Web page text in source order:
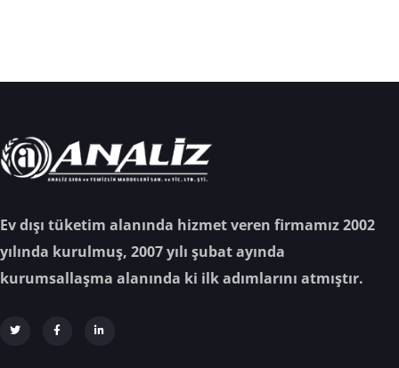
Ev dışı tüketim alanında hizmet veren firmamız 2002
yılında kurulmuş, 2007 yılı şubat ayında
kurumsallaşma alanında ki ilk adımlarını atmıştır.